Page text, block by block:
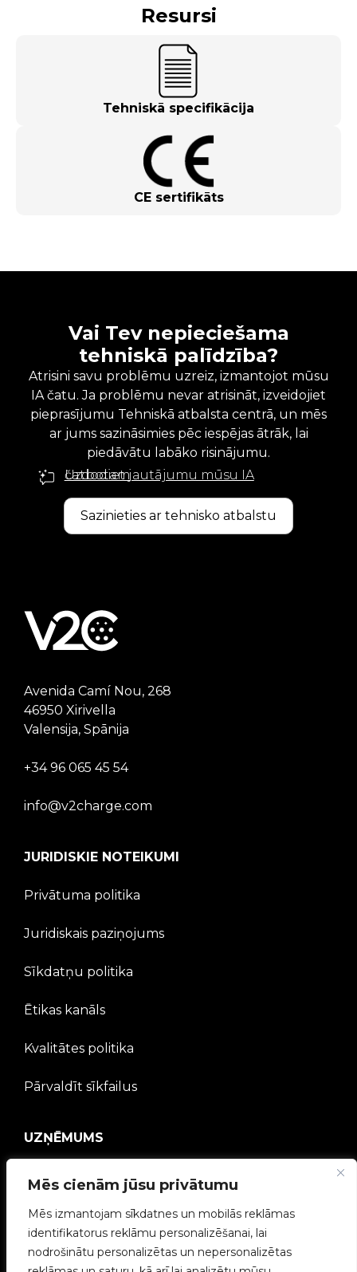
Mēs cienām jūsu privātumu
Mēs izmantojam sīkdatnes un mobilās reklāmas
identifikatorus reklāmu personalizēšanai, lai
nodrošinātu personalizētas un nepersonalizētas
Resursi
Tehniskā specifikācija
CE sertifikāts
Vai Tev nepieciešama
tehniskā palīdzība?
Atrisini savu problēmu uzreiz, izmantojot mūsu
IA čatu. Ja problēmu nevar atrisināt, izveidojiet
pieprasījumu Tehniskā atbalsta centrā, un mēs
ar jums sazināsimies pēc iespējas ātrāk, lai
piedāvātu labāko risinājumu.
Uzdodiet jautājumu mūsu IA čatbotam
Sazinieties ar tehnisko atbalstu
Avenida Camí Nou, 268
46950 Xirivella
Valensija, Spānija
+34 96 065 45 54
info@v2charge.com
JURIDISKIE NOTEIKUMI
Privātuma politika
Juridiskais paziņojums
Sīkdatņu politika
Ētikas kanāls
Kvalitātes politika
Pārvaldīt sīkfailus
UZŅĒMUMS
V2C kopiena
Strādā ar mums
e-Chargers